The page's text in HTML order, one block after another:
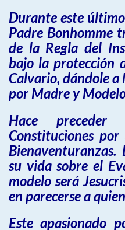
Durante este
Padre Bonhomme
de la Regla del
bajo la protección
Calvario, dándole
por Madre y
Hace
Constituciones
su vida sobre el
modelo será
en parecerse a
Este apasionado